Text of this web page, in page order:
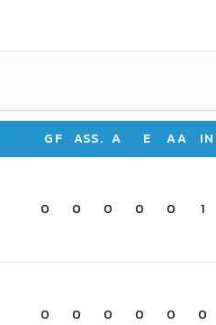
GF ASS. A E AA IN
0 0 0 0 0 1
0 0 0 0 0 0